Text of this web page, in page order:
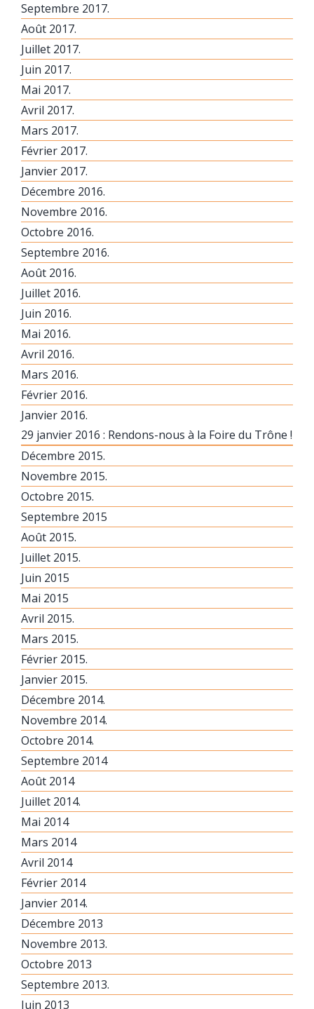
Septembre 2017.
Août 2017.
Juillet 2017.
Juin 2017.
Mai 2017.
Avril 2017.
Mars 2017.
Février 2017.
Janvier 2017.
Décembre 2016.
Novembre 2016.
Octobre 2016.
Septembre 2016.
Août 2016.
Juillet 2016.
Juin 2016.
Mai 2016.
Avril 2016.
Mars 2016.
Février 2016.
Janvier 2016.
29 janvier 2016 : Rendons-nous à la Foire du Trône !
Décembre 2015.
Novembre 2015.
Octobre 2015.
Septembre 2015
Août 2015.
Juillet 2015.
Juin 2015
Mai 2015
Avril 2015.
Mars 2015.
Février 2015.
Janvier 2015.
Décembre 2014.
Novembre 2014.
Octobre 2014.
Septembre 2014
Août 2014
Juillet 2014.
Mai 2014
Mars 2014
Avril 2014
Février 2014
Janvier 2014.
Décembre 2013
Novembre 2013.
Octobre 2013
Septembre 2013.
Juin 2013